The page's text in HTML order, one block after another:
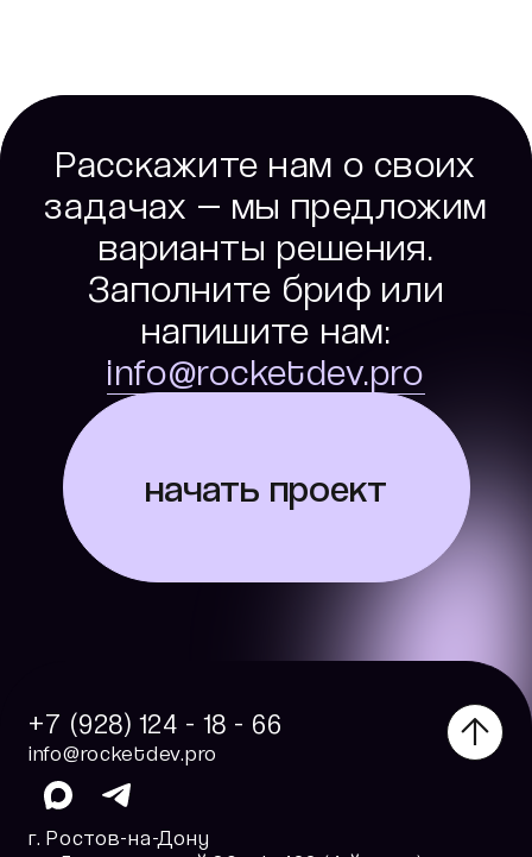
Расскажите нам о своих
задачах — мы предложим
варианты решения.
Заполните бриф или
напишите нам:
info@rocketdev.pro
начать проект
г. Ростов-на-Дону
+7 (928) 124 - 18 - 66
info@rocketdev.pro